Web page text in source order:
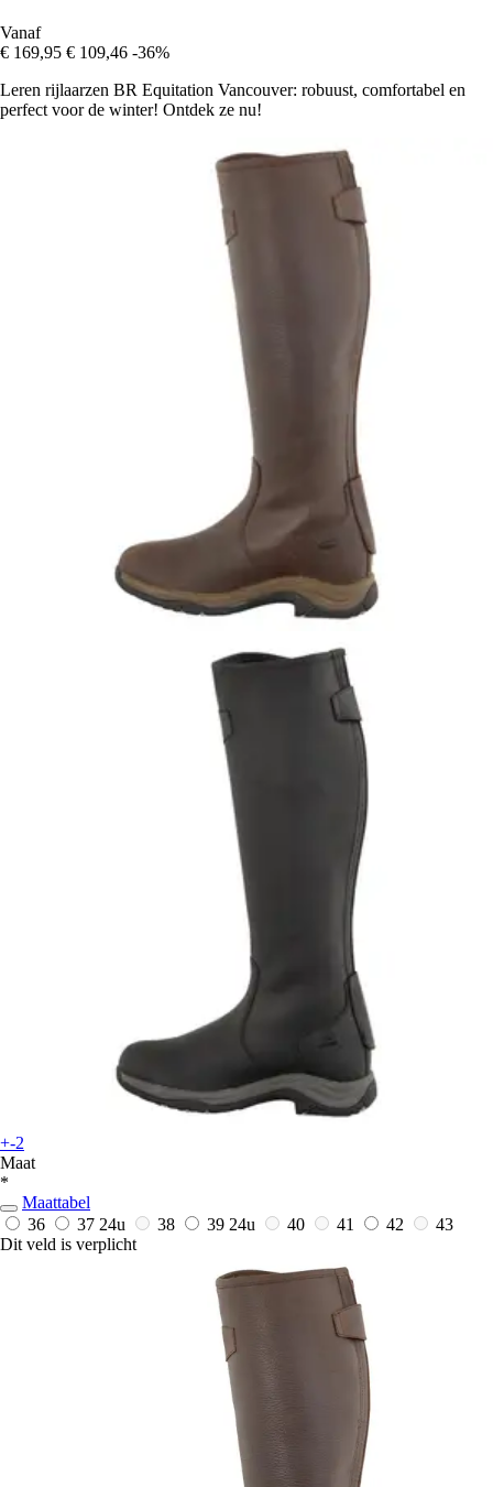
Vanaf
€ 169,95 € 109,46 -36%
Leren rijlaarzen BR Equitation Vancouver: robuust, comfortabel en
perfect voor de winter! Ontdek ze nu!
+-2
Maat
*
Maattabel
36
37 24u 38 39 24u 40 41 42
43
Dit veld is verplicht